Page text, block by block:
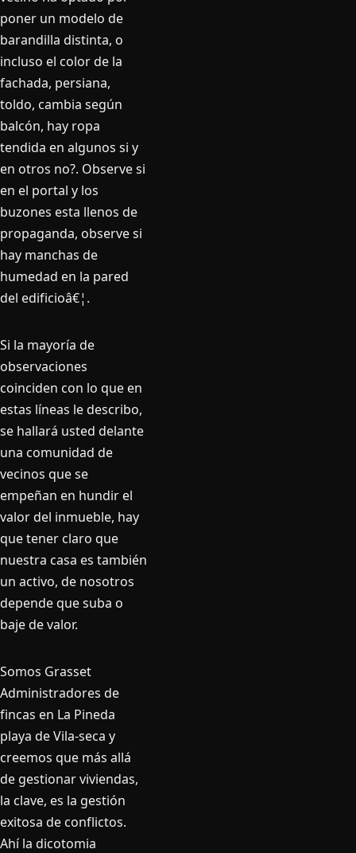
poner un modelo de
barandilla distinta, o
incluso el color de la
fachada, persiana,
toldo, cambia según
balcón, hay ropa
tendida en algunos si y
en otros no?. Observe si
en el portal y los
buzones esta llenos de
propaganda, observe si
hay manchas de
humedad en la pared
del edificioâ€¦.
Si la mayorí­a de
observaciones
coinciden con lo que en
estas lí­neas le describo,
se hallará usted delante
una comunidad de
vecinos que se
empeñan en hundir el
valor del inmueble, hay
que tener claro que
nuestra casa es también
un activo, de nosotros
depende que suba o
baje de valor.
Somos Grasset
Administradores de
fincas en La Pineda
playa de Vila-seca y
creemos que más allá
de gestionar viviendas,
la clave, es la gestión
exitosa de conflictos.
Ahí­ la dicotomia